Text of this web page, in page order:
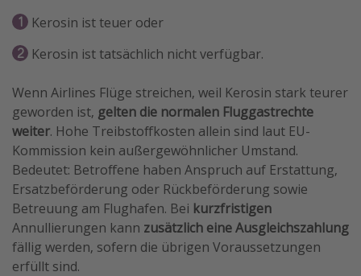
Kerosin ist teuer oder
Kerosin ist tatsächlich nicht verfügbar.
Wenn Airlines Flüge streichen, weil Kerosin stark teurer
geworden ist, gelten die normalen Fluggastrechte
weiter. Hohe Treibstoffkosten allein sind laut EU-
Kommission kein außergewöhnlicher Umstand.
Bedeutet: Betroffene haben Anspruch auf Erstattung,
Ersatzbeförderung oder Rückbeförderung sowie
Betreuung am Flughafen. Bei kurzfristigen
Annullierungen kann zusätzlich eine Ausgleichszahlung
fällig werden, sofern die übrigen Voraussetzungen
erfüllt sind.